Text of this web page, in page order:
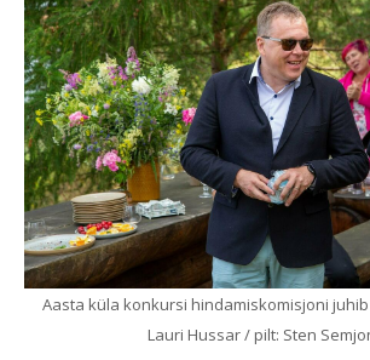
Aasta küla konkursi hindamiskomisjoni
Lauri Hussar / pilt: Sten